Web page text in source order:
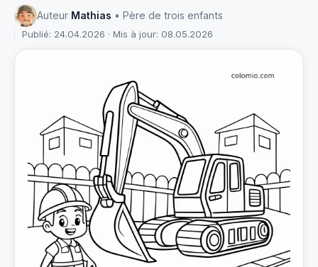
Auteur Mathias • Père de trois enfants
Publié: 24.04.2026 · Mis à jour: 08.05.2026